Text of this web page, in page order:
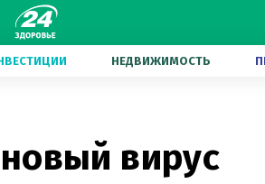
НЕДВИЖИМОСТЬ
вирус